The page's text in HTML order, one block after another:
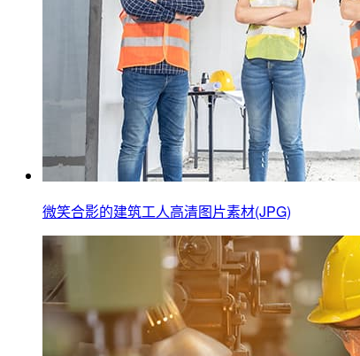
微笑合影的建筑工人高清图片素材(JPG)